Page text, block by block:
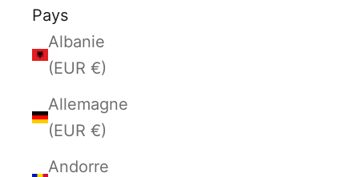
Pays
Albanie
(EUR €)
Allemagne
(EUR €)
Andorre